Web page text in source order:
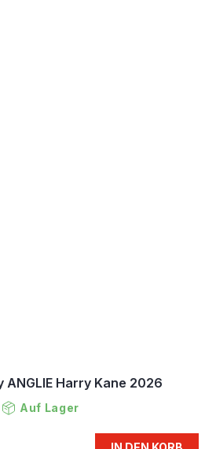
ANGLIE Harry Kane 2026
Auf Lager